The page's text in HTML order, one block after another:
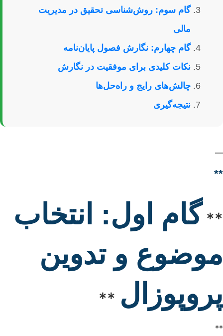
گام سوم: روش‌شناسی تحقیق در مدیریت
مالی
گام چهارم: نگارش فصول پایان‌نامه
نکات کلیدی برای موفقیت در نگارش
چالش‌های رایج و راه‌حل‌ها
نتیجه‌گیری
—
**
** گام اول: انتخاب
موضوع و تدوین
پروپوزال **
**